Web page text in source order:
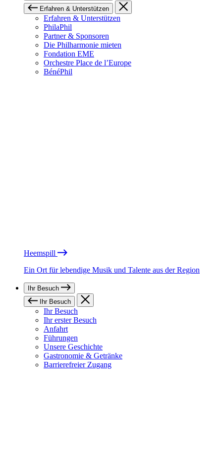
Erfahren & Unterstützen
Erfahren & Unterstützen
PhilaPhil
Partner & Sponsoren
Die Philharmonie mieten
Fondation EME
Orchestre Place de l’Europe
BénéPhil
Heemspill
Ein Ort für lebendige Musik und Talente aus der Region
Ihr Besuch
Ihr Besuch
Ihr Besuch
Ihr erster Besuch
Anfahrt
Führungen
Unsere Geschichte
Gastronomie & Getränke
Barrierefreier Zugang